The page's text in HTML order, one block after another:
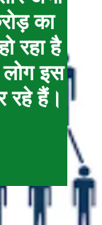
का
रहा है
इस
रहे हैं।